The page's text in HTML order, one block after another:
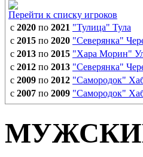
Перейти к списку игроков
с 2020 по 2021 "Тулица" Тула
с 2015 по 2020 "Северянка"
с 2013 по 2015 "Хара Морин"
с 2012 по 2013 "Северянка"
с 2009 по 2012 "Самородок"
с 2007 по 2009 "Самородок"